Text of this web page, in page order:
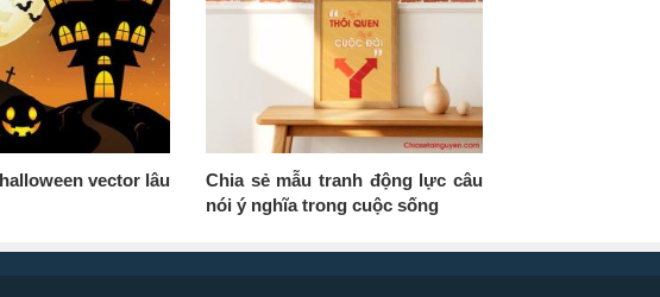
vector lâu
Chia sẻ mẫu tranh động lực câu
nói ý nghĩa trong cuộc sống